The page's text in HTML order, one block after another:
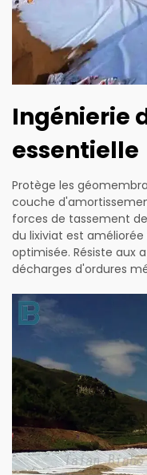
Ingénierie
essentielle
Protège les
couche
forces de tassement
du lixiviat est
optimisée. Résiste aux
décharges d'ordures